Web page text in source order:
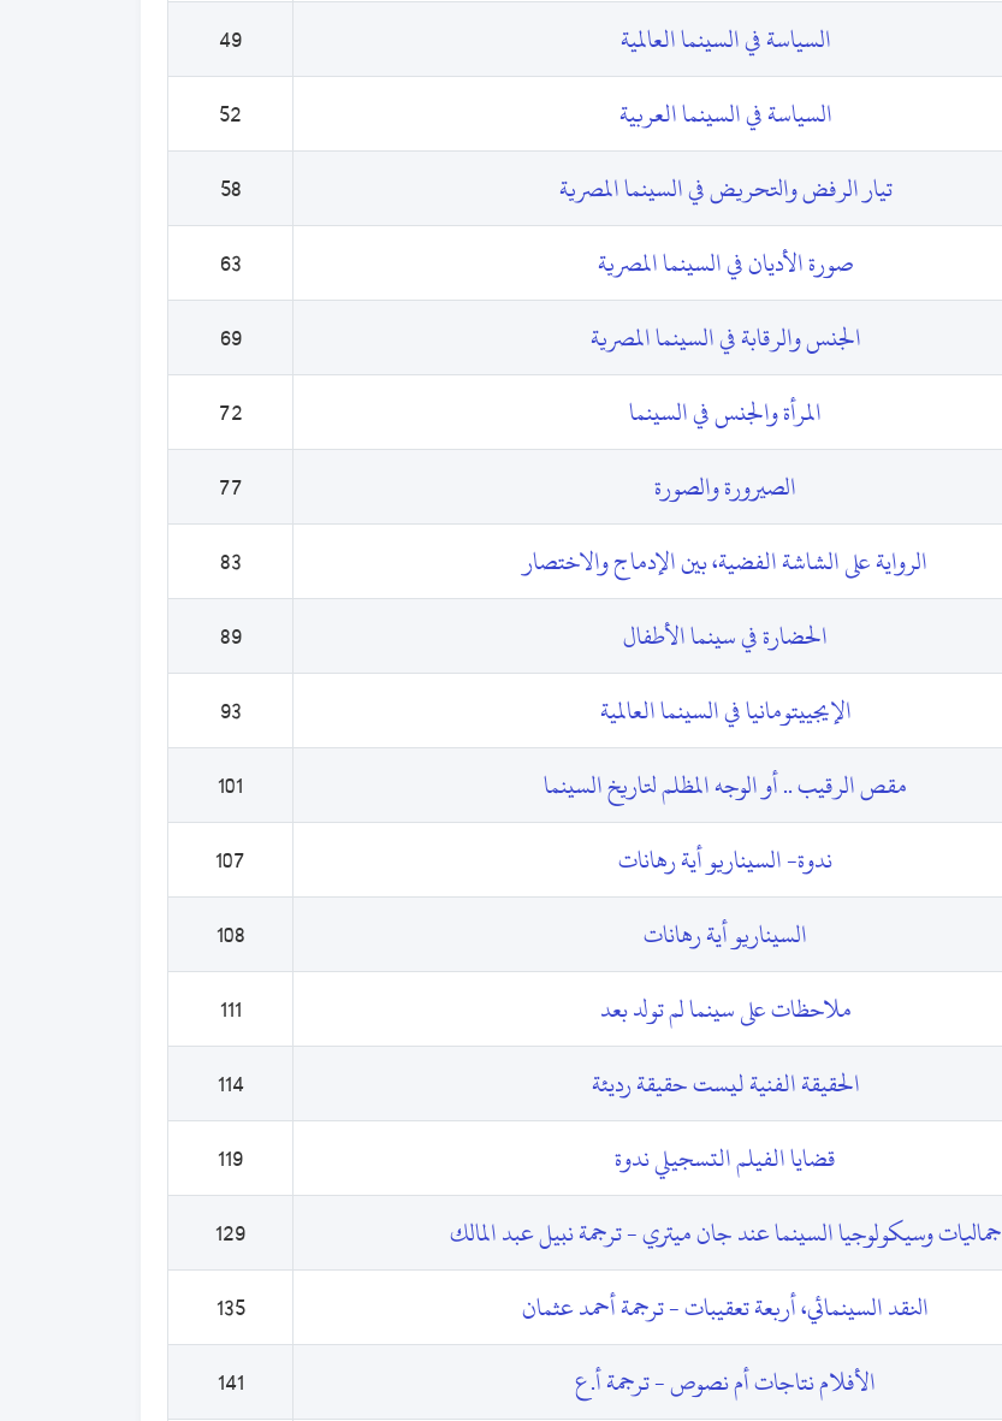
السياسة في السينما العالمية
49
السياسة في السينما العربية
52
تيار الرفض والتحريض في السينما المصرية
58
صورة الأديان في السينما المصرية
63
الجنس والرقابة في السينما المصرية
69
المرأة والجنس في السينما
72
الصيرورة والصورة
77
الرواية على الشاشة الفضية، بين الإدماج والاختصار
83
الحضارة في سينما الأطفال
89
الإيجييتومانيا في السينما العالمية
93
مقص الرقيب .. أو الوجه المظلم لتاريخ السينما
101
ندوة- السيناريو أية رهانات
107
السيناريو أية رهانات
108
ملاحظات على سينما لم تولد بعد
111
الحقيقة الفنية ليست حقيقة رديئة
114
قضايا الفيلم التسجيلي ندوة
119
جماليات وسيكولوجيا السينما عند جان ميتري - ترجمة نبيل عبد المالك
129
النقد السينمائي، أربعة تعقيبات - ترجمة أحمد عثمان
135
الأفلام نتاجات أم نصوص - ترجمة أ.ع
141